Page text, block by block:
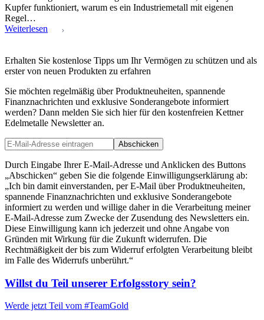
Kupfer funktioniert, warum es ein Industriemetall mit eigenen
Regel…
Weiterlesen
Erhalten Sie kostenlose Tipps um Ihr Vermögen zu schützen und als
erster von neuen Produkten zu erfahren
Sie möchten regelmäßig über Produktneuheiten, spannende
Finanznachrichten und exklusive Sonderangebote informiert
werden? Dann melden Sie sich hier für den kostenfreien Kettner
Edelmetalle Newsletter an.
Abschicken
Durch Eingabe Ihrer E-Mail-Adresse und Anklicken des Buttons
„Abschicken“ geben Sie die folgende Einwilligungserklärung ab:
„Ich bin damit einverstanden, per E-Mail über Produktneuheiten,
spannende Finanznachrichten und exklusive Sonderangebote
informiert zu werden und willige daher in die Verarbeitung meiner
E-Mail-Adresse zum Zwecke der Zusendung des Newsletters ein.
Diese Einwilligung kann ich jederzeit und ohne Angabe von
Gründen mit Wirkung für die Zukunft widerrufen. Die
Rechtmäßigkeit der bis zum Widerruf erfolgten Verarbeitung bleibt
im Falle des Widerrufs unberührt.“
Willst du Teil unserer Erfolgsstory sein?
Werde jetzt Teil vom #TeamGold